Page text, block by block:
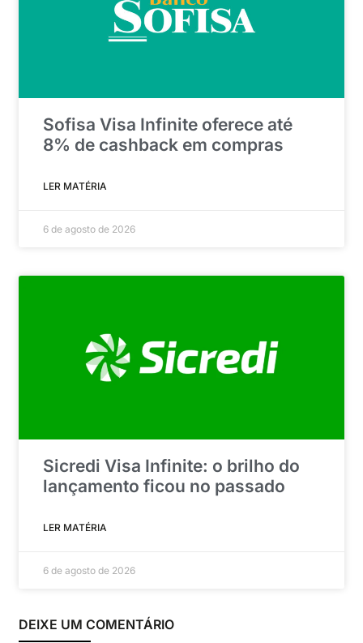
Sofisa Visa Infinite oferece até
8% de cashback em compras
LER MATÉRIA
6 de agosto de 2026
Sicredi Visa Infinite: o brilho do
lançamento ficou no passado
LER MATÉRIA
6 de agosto de 2026
DEIXE UM COMENTÁRIO